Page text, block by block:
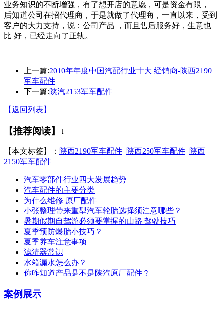
业务知识的不断增强，有了想开店的意愿，可是资金有限，
后知道公司在招代理商，于是就做了代理商，一直以来，受到
客户的大力支持，说：公司产品 ，而且售后服务好，生意也
比 好，已经走向了正轨。
上一篇:2010年年度中国汽配行业十大 经销商-陕西2190
军车配件
下一篇:陕汽2153军车配件
【返回列表】
【推荐阅读】↓
【本文标签】： 陕西2190军车配件 陕西250军车配件 陕西
2150军车配件
汽车零部件行业四大发展趋势
汽车配件的主要分类
为什么维修 原厂配件
小张整理带来重型汽车轮胎选择须注意哪些？
暑期假期自驾游必须要掌握的山路 驾驶技巧
夏季预防爆胎小技巧？
夏季养车注意事项
滤清器常识
水箱漏水怎么办？
你咋知道产品是不是陕汽原厂配件？
案例展示